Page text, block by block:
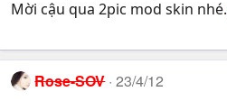
Mời cậu qua 2pic mod skin nhé.
Rose-SOV 23/4/12